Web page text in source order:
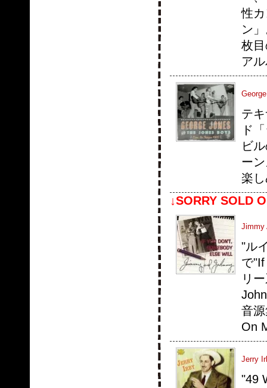
性
ン
枚
ア
テ
ド
ビ
ー
楽
↓SORRY SOLD
Jimmy
"ル
で
リ
音
On
Jerry
"49